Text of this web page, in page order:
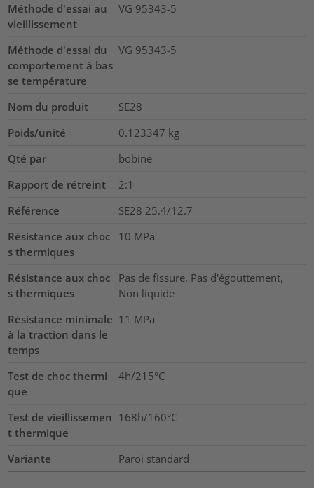
Méthode d'essai au
vieillissement
VG 95343-5
Méthode d'essai du
comportement à bas
se température
VG 95343-5
Nom du produit
SE28
Poids/unité
0.123347 kg
Qté par
bobine
Rapport de rétreint
2:1
Référence
SE28 25.4/12.7
Résistance aux choc
s thermiques
10 MPa
Résistance aux choc
s thermiques
Pas de fissure, Pas d'égouttement,
Non liquide
Résistance minimale
à la traction dans le
temps
11 MPa
Test de choc thermi
que
4h/215°C
Test de vieillissemen
t thermique
168h/160°C
Variante Paroi standard